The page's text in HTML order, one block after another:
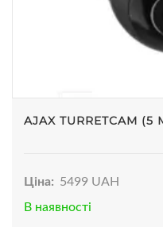
AJAX TURRETCAM
Ціна: 5499 UAH
В наявності